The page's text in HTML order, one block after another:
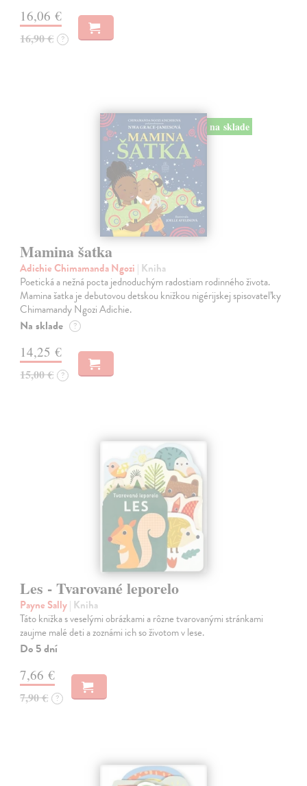
16,06 €
16,90 € ?
na sklade
Mamina šatka
Adichie Chimamanda Ngozi | Kniha
Poetická a nežná pocta jednoduchým radostiam rodinného života.
Mamina šatka je debutovou detskou knižkou nigérijskej spisovateľky
Chimamandy Ngozi Adichie.
Na sklade ?
14,25 €
15,00 € ?
Les - Tvarované leporelo
Payne Sally| Kniha
Táto knižka s veselými obrázkami a rôzne tvarovanými stránkami
zaujme malé deti a zoznámi ich so životom v lese.
Do 5 dní
7,66 €
7,90 € ?